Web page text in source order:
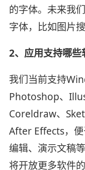
的字体。未来我
字体，比如图片搜
2、应用支持哪些
我们当前支持
Photoshop、
Coreldraw、
After Effects，
编辑、演示文稿
将开放更多软件